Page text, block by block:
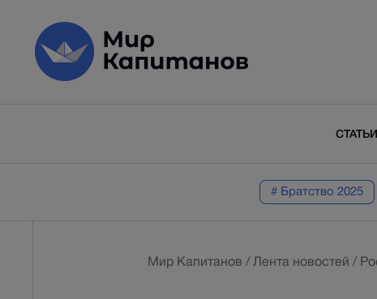
СТАТЬИ
# Братство 2025
Мир Капитанов / Лента новостей /